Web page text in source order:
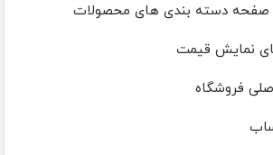
صفحه دسته بندی های محصولات
نمایش قیمت
فروشگاه